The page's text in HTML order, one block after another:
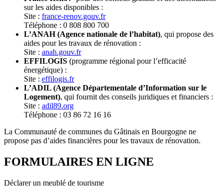
sur les aides disponibles :
Site : france-renov.gouv.fr
Téléphone : 0 808 800 700
L’ANAH (Agence nationale de l’habitat), qui propose des
aides pour les travaux de rénovation :
Site : anah.gouv.fr
EFFILOGIS (programme régional pour l’efficacité
énergétique) :
Site : effilogis.fr
L’ADIL (Agence Départementale d’Information sur le
Logement), qui fournit des conseils juridiques et financiers :
Site : adil89.org
Téléphone : 03 86 72 16 16
La Communauté de communes du Gâtinais en Bourgogne ne
propose pas d’aides financières pour les travaux de rénovation.
FORMULAIRES EN LIGNE
Déclarer un meublé de tourisme